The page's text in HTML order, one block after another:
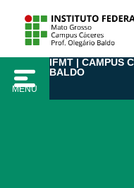
MENU
IFMT | CAMPUS
BALDO